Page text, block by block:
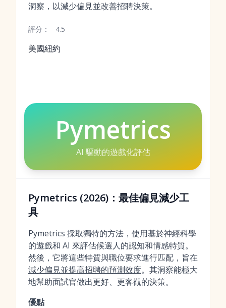
洞察，以減少偏見並改善招聘決策。
評分： 4.5
美國紐約
Pymetrics
AI 驅動的遊戲化評估
Pymetrics (2026)：最佳偏見減少工
具
Pymetrics 採取獨特的方法，使用基於神經科學
的遊戲和 AI 來評估候選人的認知和情感特質。
然後，它將這些特質與職位要求進行匹配，旨在
減少偏見並提高招聘的預測效度。其洞察能極大
地幫助面試官做出更好、更客觀的決策。
優點